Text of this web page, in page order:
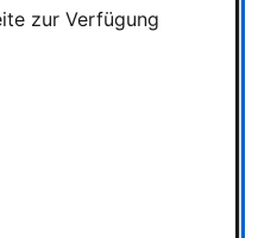
27.295 eindeutige
Minuten
zur Verfügung